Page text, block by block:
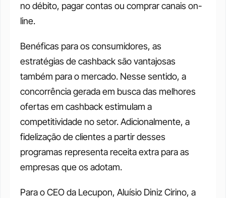
no débito, pagar contas ou comprar canais on-
line.
Benéficas para os consumidores, as
estratégias de cashback são vantajosas
também para o mercado. Nesse sentido, a
concorrência gerada em busca das melhores
ofertas em cashback estimulam a
competitividade no setor. Adicionalmente, a
fidelização de clientes a partir desses
programas representa receita extra para as
empresas que os adotam.
Para o CEO da Lecupon, Aluísio Diniz Cirino, a